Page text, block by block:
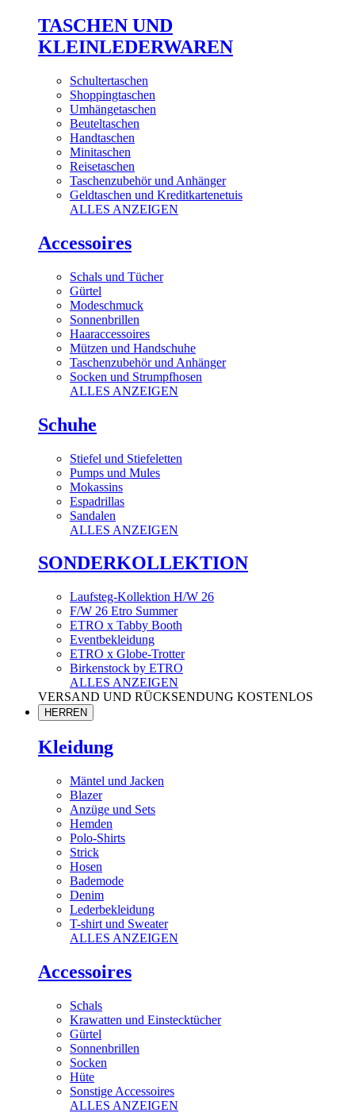
TASCHEN UND
KLEINLEDERWAREN
Schultertaschen
Shoppingtaschen
Umhängetaschen
Beuteltaschen
Handtaschen
Minitaschen
Reisetaschen
Taschenzubehör und Anhänger
Geldtaschen und Kreditkartenetuis
ALLES ANZEIGEN
Accessoires
Schals und Tücher
Gürtel
Modeschmuck
Sonnenbrillen
Haaraccessoires
Mützen und Handschuhe
Taschenzubehör und Anhänger
Socken und Strumpfhosen
ALLES ANZEIGEN
Schuhe
Stiefel und Stiefeletten
Pumps und Mules
Mokassins
Espadrillas
Sandalen
ALLES ANZEIGEN
SONDERKOLLEKTION
Laufsteg-Kollektion H/W 26
F/W 26 Etro Summer
ETRO x Tabby Booth
Eventbekleidung
ETRO x Globe-Trotter
Birkenstock by ETRO
ALLES ANZEIGEN
VERSAND UND RÜCKSENDUNG KOSTENLOS
HERREN
Kleidung
Mäntel und Jacken
Blazer
Anzüge und Sets
Hemden
Polo-Shirts
Strick
Hosen
Bademode
Denim
Lederbekleidung
T-shirt und Sweater
ALLES ANZEIGEN
Accessoires
Schals
Krawatten und Einstecktücher
Gürtel
Sonnenbrillen
Socken
Hüte
Sonstige Accessoires
ALLES ANZEIGEN